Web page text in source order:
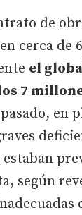
de
cerca de
el
7
en
según